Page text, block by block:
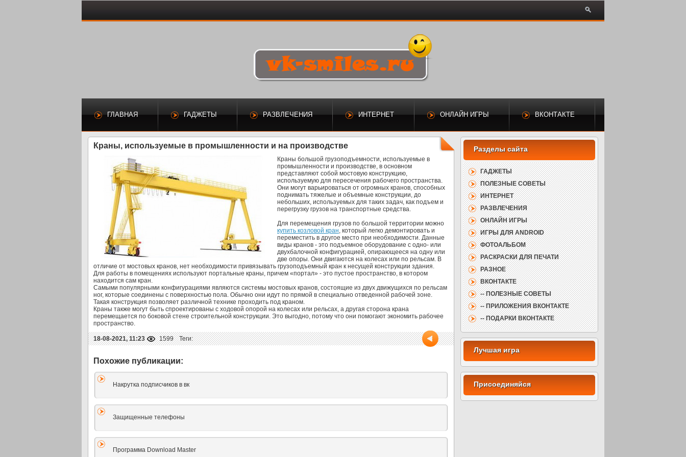
ГЛАВНАЯ ГАДЖЕТЫ РАЗВЛЕЧЕНИЯ ИНТЕРНЕТ ОНЛАЙН ИГРЫ ВКОНТАКТЕ
Краны, используемые в промышленности и на производстве
Краны большой грузоподъемности, используемые в
промышленности и производстве, в основном
представляют собой мостовую конструкцию,
используемую для пересечения рабочего пространства.
Они могут варьироваться от огромных кранов, способных
поднимать тяжелые и объемные конструкции, до
небольших, используемых для таких задач, как подъем и
перегрузку грузов на транспортные средства.
Для перемещения грузов по большой территории можно
купить козловой кран, который легко демонтировать и
переместить в другое место при необходимости. Данные
виды кранов - это подъемное оборудование с одно- или
двухбалочной конфигурацией, опирающееся на одну или
две опоры. Они двигаются на колесах или по рельсам. В
отличие от мостовых кранов, нет необходимости привязывать грузоподъемный кран к несущей конструкции здания.
Для работы в помещениях используют портальные краны, причем «портал» - это пустое пространство, в котором
находится сам кран.
Самыми популярными конфигурациями являются системы мостовых кранов, состоящие из двух движущихся по рельсам
ног, которые соединены с поверхностью пола. Обычно они идут по прямой в специально отведенной рабочей зоне.
Такая конструкция позволяет различной технике проходить под краном.
Краны также могут быть спроектированы с ходовой опорой на колесах или рельсах, а другая сторона крана
перемещается по боковой стене строительной конструкции. Это выгодно, потому что они помогают экономить рабочее
пространство.
18-08-2021, 11:23 1599 Теги:
Накрутка подписчиков в вк
Защищенные телефоны
Программа Download Master
ГАДЖЕТЫ
ПОЛЕЗНЫЕ СОВЕТЫ
ИНТЕРНЕТ
РАЗВЛЕЧЕНИЯ
ОНЛАЙН ИГРЫ
ИГРЫ ДЛЯ ANDROID
ФОТОАЛЬБОМ
РАСКРАСКИ ДЛЯ ПЕЧАТИ
РАЗНОЕ
ВКОНТАКТЕ
-- ПОЛЕЗНЫЕ СОВЕТЫ
-- ПРИЛОЖЕНИЯ ВКОНТАКТЕ
-- ПОДАРКИ ВКОНТАКТЕ